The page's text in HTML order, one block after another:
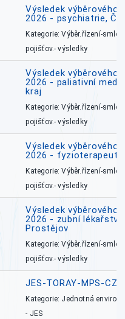
Výsledek výběrového
2026 - psychiatrie,
Kategorie: Výběr.řízení-
pojišťov.- výsledky
Výsledek výběrového
2026 - paliativní
kraj
Kategorie: Výběr.řízení-
pojišťov.- výsledky
Výsledek výběrového
2026 - fyzioterapeut,
Kategorie: Výběr.řízení-
pojišťov.- výsledky
Výsledek výběrového
2026 - zubní
Prostějov
Kategorie: Výběr.řízení-
pojišťov.- výsledky
JES-TORAY-MPS-CZ
Kategorie: Jednotná
- JES